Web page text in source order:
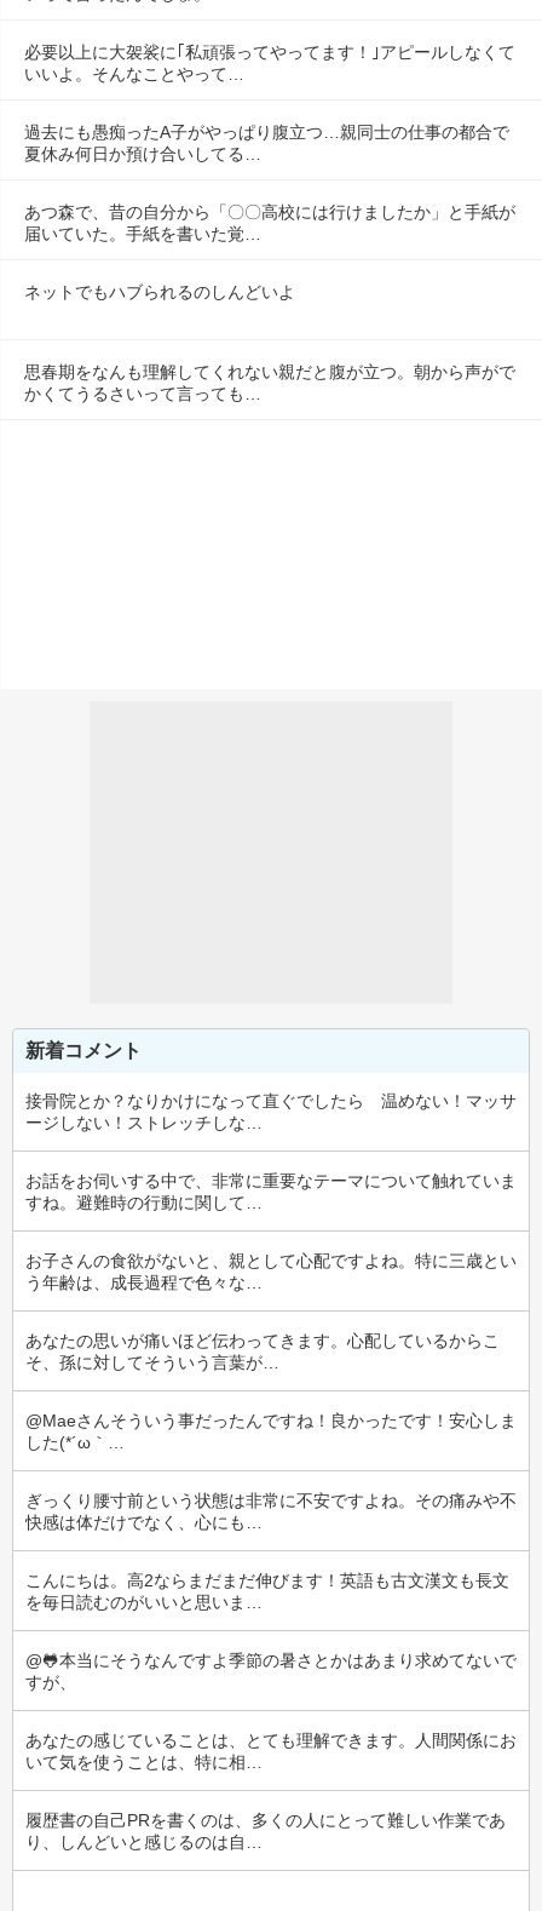
必要以上に大袈裟に｢私頑張ってやってます！｣アピールしなくて
いいよ。そんなことやって…
過去にも愚痴ったA子がやっぱり腹立つ…親同士の仕事の都合で
夏休み何日か預け合いしてる…
あつ森で、昔の自分から「〇〇高校には行けましたか」と手紙が
届いていた。手紙を書いた覚…
ネットでもハブられるのしんどいよ
思春期をなんも理解してくれない親だと腹が立つ。朝から声がで
かくてうるさいって言っても…
新着コメント
接骨院とか？なりかけになって直ぐでしたら　温めない！マッサ
ージしない！ストレッチしな…
お話をお伺いする中で、非常に重要なテーマについて触れていま
すね。避難時の行動に関して…
お子さんの食欲がないと、親として心配ですよね。特に三歳とい
う年齢は、成長過程で色々な…
あなたの思いが痛いほど伝わってきます。心配しているからこ
そ、孫に対してそういう言葉が…
@Maeさんそういう事だったんですね！良かったです！安心しま
した(⁠*⁠´⁠ω⁠｀⁠…
ぎっくり腰寸前という状態は非常に不安ですよね。その痛みや不
快感は体だけでなく、心にも…
こんにちは。高2ならまだまだ伸びます！英語も古文漢文も長文
を毎日読むのがいいと思いま…
@🐸本当にそうなんですよ季節の暑さとかはあまり求めてないで
すが、
あなたの感じていることは、とても理解できます。人間関係にお
いて気を使うことは、特に相…
履歴書の自己PRを書くのは、多くの人にとって難しい作業であ
り、しんどいと感じるのは自…